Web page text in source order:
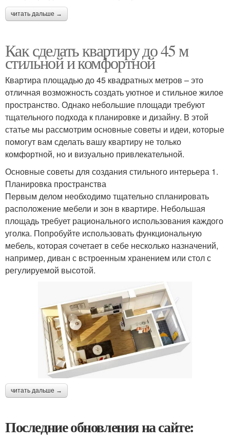
читать дальше →
Как сделать квартиру до 45 м
стильной и комфортной
Квартира площадью до 45 квадратных метров – это
отличная возможность создать уютное и стильное жилое
пространство. Однако небольшие площади требуют
тщательного подхода к планировке и дизайну. В этой
статье мы рассмотрим основные советы и идеи, которые
помогут вам сделать вашу квартиру не только
комфортной, но и визуально привлекательной.
Основные советы для создания стильного интерьера 1.
Планировка пространства
Первым делом необходимо тщательно спланировать
расположение мебели и зон в квартире. Небольшая
площадь требует рационального использования каждого
уголка. Попробуйте использовать функциональную
мебель, которая сочетает в себе несколько назначений,
например, диван с встроенным хранением или стол с
регулируемой высотой.
читать дальше →
Последние обновления на сайте: